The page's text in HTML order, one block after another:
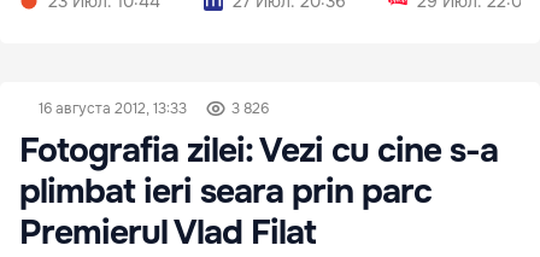
16 августа 2012, 13:33 3 826
Fotografia zilei: Vezi cu cine s-a
plimbat ieri seara prin parc
Premierul Vlad Filat